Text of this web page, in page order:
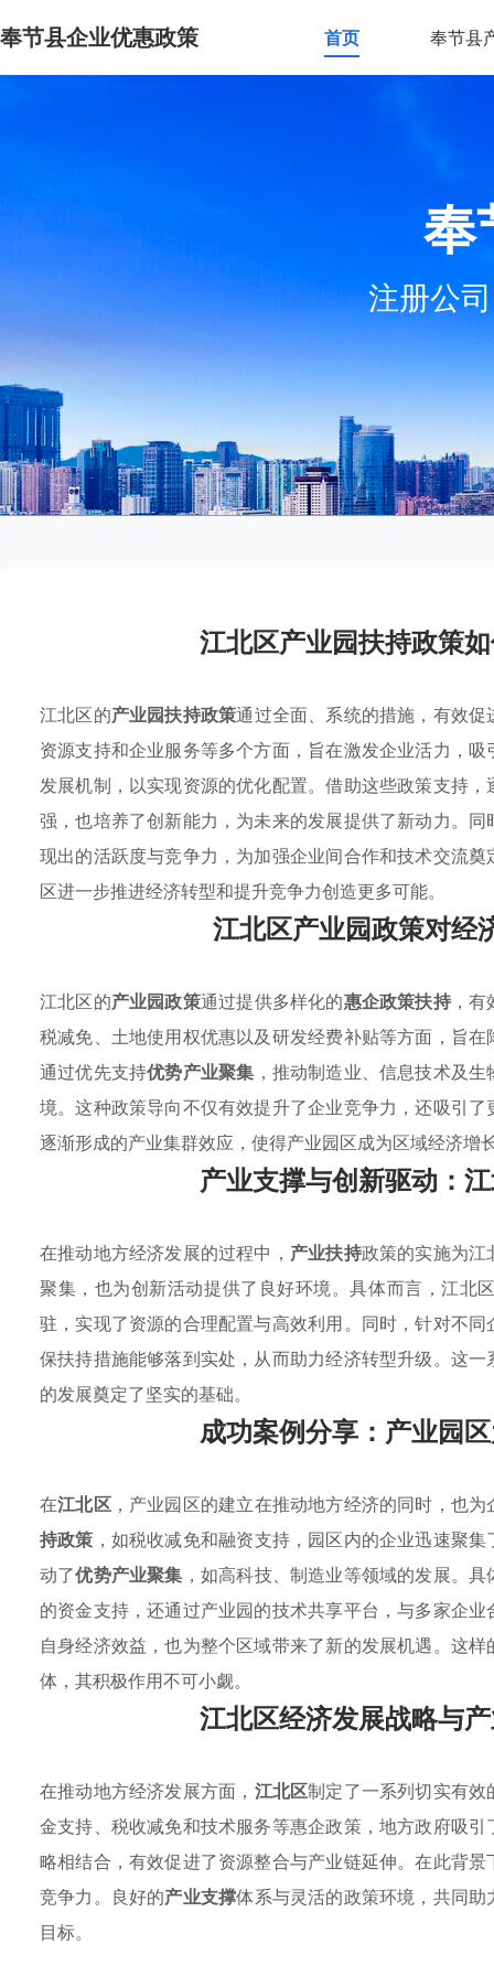
奉节县企业优惠政策 首页 奉节县
奉
注册公
江北区产业园扶持政策
江北区的产业园扶持政策通过全面、系统的措施，有效
资源支持和企业服务等多个方面，旨在激发企业活力，
发展机制，以实现资源的优化配置。借助这些政策支持，
强，也培养了创新能力，为未来的发展提供了新动力。
现出的活跃度与竞争力，为加强企业间合作和技术交流
区进一步推进经济转型和提升竞争力创造更多可能。
江北区产业园政策对经
江北区的产业园政策通过提供多样化的惠企政策扶持，有
税减免、土地使用权优惠以及研发经费补贴等方面，旨
通过优先支持优势产业聚集 ，推动制造业、信息技术及
境。这种政策导向不仅有效提升了企业竞争力，还吸引
逐渐形成的产业集群效应，使得产业园区成为区域经济
产业支撑与创新驱动：
在推动地方经济发展的过程中， 产业扶持政策的实施为江
聚集，也为创新活动提供了良好环境。具体而言，江北
驻，实现了资源的合理配置与高效利用。同时，针对不
保扶持措施能够落到实处，从而助力经济转型升级。这
的发展奠定了坚实的基础。
成功案例分享：产业园
在江北区，产业园区的建立在推动地方经济的同时，也
持政策 ，如税收减免和融资支持，园区内的企业迅速聚
动了优势产业聚集 ，如高科技、制造业等领域的发展。
的资金支持，还通过产业园的技术共享平台，与多家企
自身经济效益，也为整个区域带来了新的发展机遇。这
体，其积极作用不可小觑。
江北区经济发展战略与
在推动地方经济发展方面， 江北区制定了一系列切实有效
金支持、税收减免和技术服务等惠企政策，地方政府吸
略相结合，有效促进了资源整合与产业链延伸。在此背
竞争力。良好的产业支撑体系与灵活的政策环境，共同
目标。